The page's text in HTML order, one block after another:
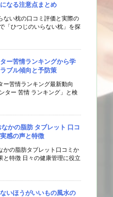
なる注意点まとめ
ない枕の口コミ評価と実際の
「ひつじのいらない枕」を探
ー苦情ランキングから学
ブル傾向と予防策
ー苦情ランキング最新動向
ター 苦情 ランキング」と検
かの脂肪 タブレット 口コ
感の声と特徴
かの脂肪タブレット口コミか
と特徴 日々の健康管理に役立
いほうがいいもの風水の